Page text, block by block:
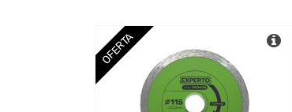
OFERTA